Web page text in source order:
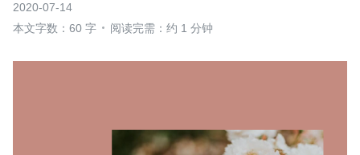
2020-07-14
本文字数：60 字
阅读完需：约 1 分钟